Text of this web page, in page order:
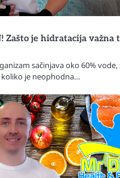
Zašto je hidratacija važna
sačinjava oko 60%
koliko je neophodna…